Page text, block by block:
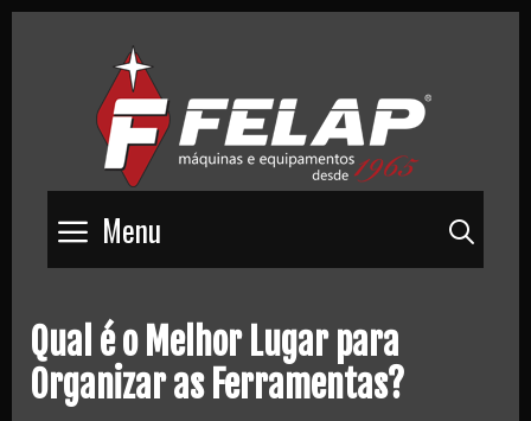
Menu
Qual é o Melhor Lugar para
Organizar as Ferramentas?